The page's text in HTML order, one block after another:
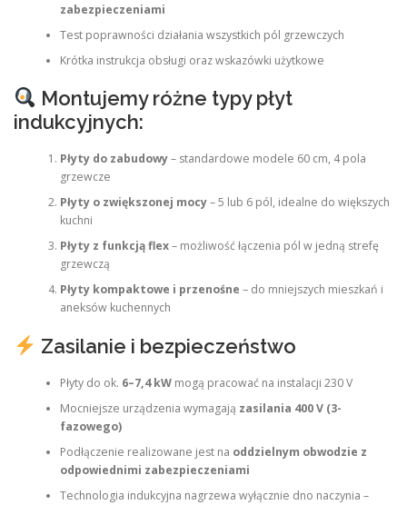
zabezpieczeniami
Test poprawności działania wszystkich pól grzewczych
Krótka instrukcja obsługi oraz wskazówki użytkowe
Montujemy różne typy płyt
indukcyjnych:
Płyty do zabudowy– standardowe modele 60 cm, 4 pola
grzewcze
Płyty o zwiększonej mocy– 5 lub 6 pól, idealne do większych
kuchni
Płyty z funkcją flex– możliwość łączenia pól w jedną strefę
grzewczą
Płyty kompaktowe i przenośne – do mniejszych mieszkań i
aneksów kuchennych
Zasilanie i bezpieczeństwo
Płyty do ok. 6–7,4 kWmogą pracować na instalacji 230 V
Mocniejsze urządzenia wymagają zasilania 400 V (3-
fazowego)
Podłączenie realizowane jest na oddzielnym obwodzie z
odpowiednimi zabezpieczeniami
Technologia indukcyjna nagrzewa wyłącznie dno naczynia –